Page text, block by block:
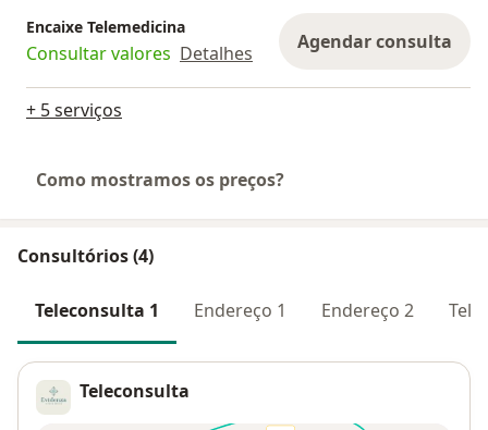
Encaixe Telemedicina
Consultar valores Detalhes Agendar consulta
+ 5 serviços
Como mostramos os preços?
Consultórios (4)
Teleconsulta 1 Endereço 1 Endereço 2
Teleconsulta